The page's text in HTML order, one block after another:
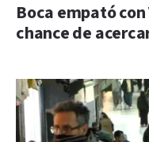
Boca empató
chance de